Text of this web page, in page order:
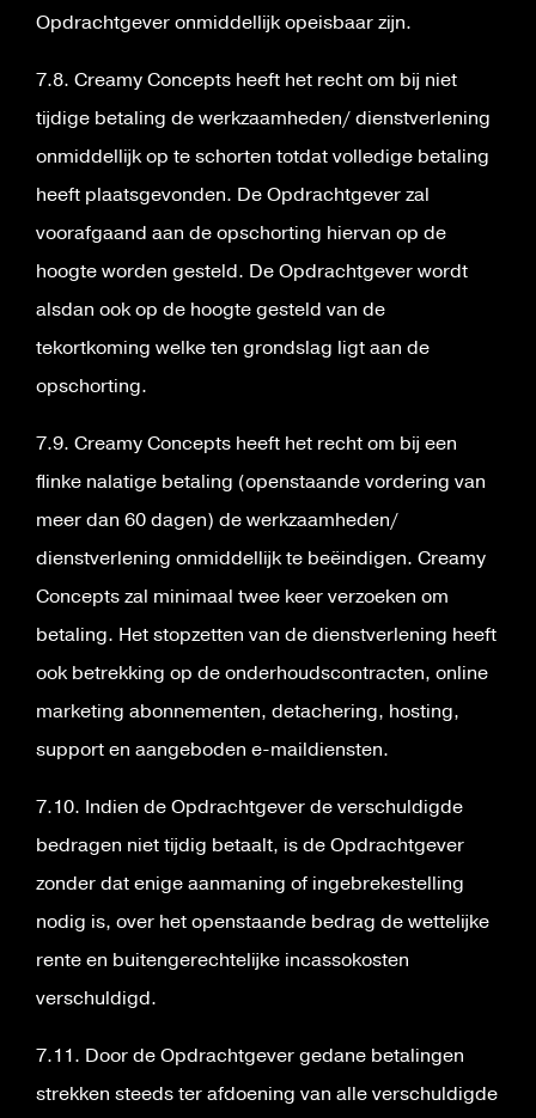
Opdrachtgever onmiddellijk opeisbaar zijn.
7.8. Creamy Concepts heeft het recht om bij niet
tijdige betaling de werkzaamheden/ dienstverlening
onmiddellijk op te schorten totdat volledige betaling
heeft plaatsgevonden. De Opdrachtgever zal
voorafgaand aan de opschorting hiervan op de
hoogte worden gesteld. De Opdrachtgever wordt
alsdan ook op de hoogte gesteld van de
tekortkoming welke ten grondslag ligt aan de
opschorting.
7.9. Creamy Concepts heeft het recht om bij een
flinke nalatige betaling (openstaande vordering van
meer dan 60 dagen) de werkzaamheden/
dienstverlening onmiddellijk te beëindigen. Creamy
Concepts zal minimaal twee keer verzoeken om
betaling. Het stopzetten van de dienstverlening heeft
ook betrekking op de onderhoudscontracten, online
marketing abonnementen, detachering, hosting,
support en aangeboden e-maildiensten.
7.10. Indien de Opdrachtgever de verschuldigde
bedragen niet tijdig betaalt, is de Opdrachtgever
zonder dat enige aanmaning of ingebrekestelling
nodig is, over het openstaande bedrag de wettelijke
rente en buitengerechtelijke incassokosten
verschuldigd.
7.11. Door de Opdrachtgever gedane betalingen
strekken steeds ter afdoening van alle verschuldigde